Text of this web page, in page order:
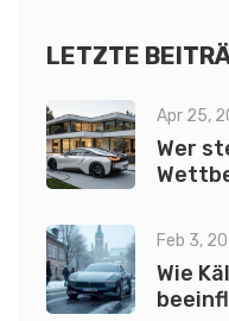
Energien bedeutet.
LETZTE
Apr 25,
Wer
Feb 3,
Wie